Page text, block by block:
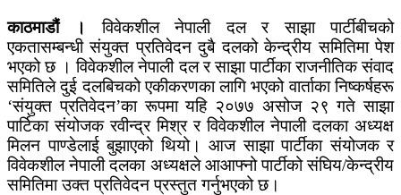
काठमाडौं ।
विवेकशील नेपाली दल र साझा पार्टीबीचको
एकतासम्बन्धी संयुक्त प्रतिवेदन दुबै दलको केन्द्रीय समितिमा पेश
भएको छ । विवेकशील नेपाली दल र साझा पार्टीका राजनीतिक संवाद
समितिले दुई दलबिचको एकीकरणका लागि भएको वार्ताका निष्कर्षहरू
‘संयुक्त प्रतिवेदन’का रूपमा यहि २०७७ असोज २९ गते साझा
पार्टिका संयोजक रवीन्द्र मिश्र र विवेकशील नेपाली दलका अध्यक्ष
मिलन पाण्डेलाई बुझाएको थियो। आज साझा पार्टीका संयोजक र
विवेकशील नेपाली दलका अध्यक्षले आआफ्नो पार्टीको संघिय/केन्द्रीय
समितिमा उक्त प्रतिवेदन प्रस्तुत गर्नुभएको छ।